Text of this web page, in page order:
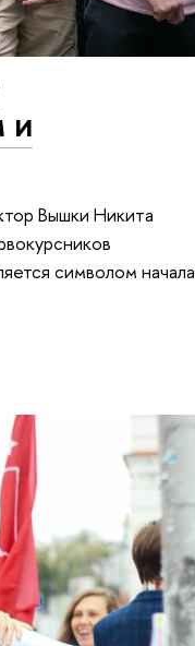
и
Вышки Никита
символом начала